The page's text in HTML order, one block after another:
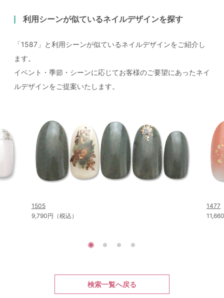
利用シーンが似ているネイルデザインを探す
「1587」と利用シーンが似ているネイルデザインをご紹介し
ます。
イベント・季節・シーンに応じてお客様のご要望にあったネイ
ルデザインをご提案いたします。
1505
9,790円（税込）
1477
検索一覧へ戻る